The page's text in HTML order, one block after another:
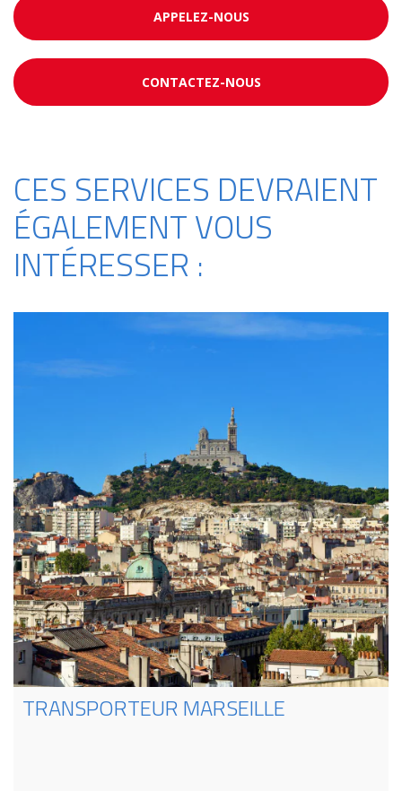
APPELEZ-NOUS
CONTACTEZ-NOUS
CES SERVICES DEVRAIENT
ÉGALEMENT VOUS
INTÉRESSER :
TRANSPORTEUR MARSEILLE